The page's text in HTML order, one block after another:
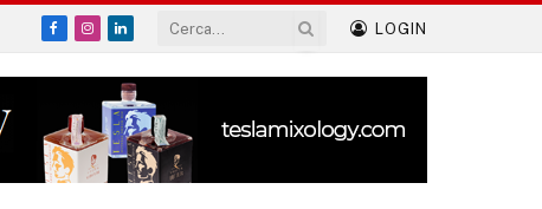
Facebook
Instagram
LinkedIn
LOGIN